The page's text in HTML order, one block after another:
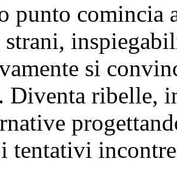
punto comincia
strani,
si
Diventa ribelle,
tentativi